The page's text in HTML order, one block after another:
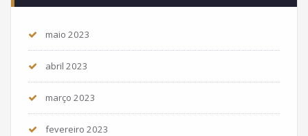
maio 2023
abril 2023
março 2023
fevereiro 2023